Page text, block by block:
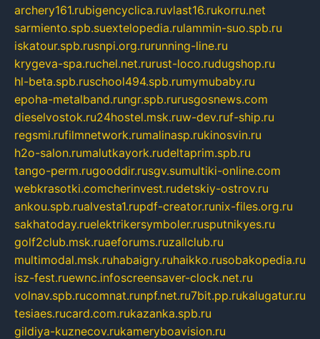
archery161.rubigencyclica.ruvlast16.rukorru.net
sarmiento.spb.suextelopedia.rulammin-suo.spb.ru
iskatour.spb.rusnpi.org.rurunning-line.ru
krygeva-spa.ruchel.net.rurust-loco.rudugshop.ru
hl-beta.spb.ruschool494.spb.rumymubaby.ru
epoha-metalband.rungr.spb.rurusgosnews.com
dieselvostok.ru24hostel.msk.ruw-dev.ruf-ship.ru
regsmi.rufilmnetwork.rumalinasp.rukinosvin.ru
h2o-salon.rumalutkayork.rudeltaprim.spb.ru
tango-perm.rugooddir.rusgv.sumultiki-online.com
webkrasotki.comcherinvest.rudetskiy-ostrov.ru
ankou.spb.rualvesta1.rupdf-creator.runix-files.org.ru
sakhatoday.ruelektrikersymboler.rusputnikyes.ru
golf2club.msk.ruaeforums.ruzallclub.ru
multimodal.msk.ruhabaigry.ruhaikko.rusobakopedia.ru
isz-fest.ruewnc.infoscreensaver-clock.net.ru
volnav.spb.rucomnat.runpf.net.ru7bit.pp.rukalugatur.ru
tesiaes.rucard.com.rukazanka.spb.ru
gildiya-kuznecov.rukameryboavision.ru